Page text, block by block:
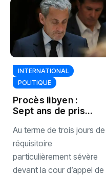
INTERNATIONAL
POLITIQUE
Procès libyen :
Sept ans de prison
contre Nicolas
Sarkozy
Au terme de trois jours de
réquisitoire
particulièrement sévère
devant la cour d’appel de